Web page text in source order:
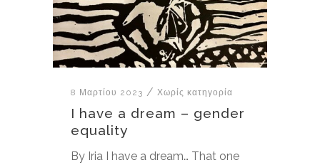
8 Μαρτίου 2023 Χωρίς κατηγορία
I have a dream – gender
equality
By Iria I have a dream… That one